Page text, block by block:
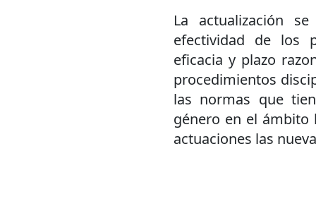
La actualización
efectividad de los
eficacia y plazo
procedimientos
las normas que
género en el ámbito
actuaciones las